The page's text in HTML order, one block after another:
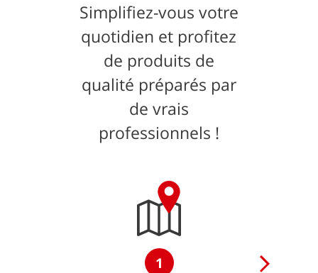
Simplifiez-vous votre
quotidien et profitez
de produits de
qualité préparés par
de vrais
professionnels !
1